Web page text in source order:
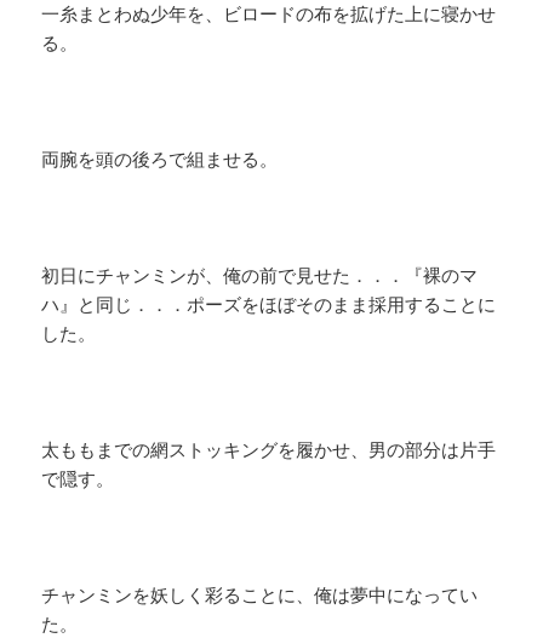
一糸まとわぬ少年を、ビロードの布を拡げた上に寝かせ
る。
両腕を頭の後ろで組ませる。
初日にチャンミンが、俺の前で見せた．．．『裸のマ
ハ』と同じ．．．ポーズをほぼそのまま採用することに
した。
太ももまでの網ストッキングを履かせ、男の部分は片手
で隠す。
チャンミンを妖しく彩ることに、俺は夢中になってい
た。